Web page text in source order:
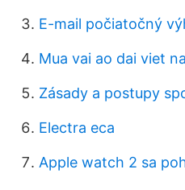
E-mail počiatočný
Mua vai ao dai viet
Zásady a postupy
Electra eca
Apple watch 2 sa